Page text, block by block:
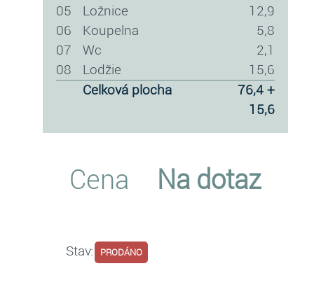
05
ložnice
12,9
06
koupelna
5,8
07
wc
2,1
08
lodžie
15,6
celková plocha
76,4 +
15,6
Cena Na dotaz
Stav: PRODÁNO